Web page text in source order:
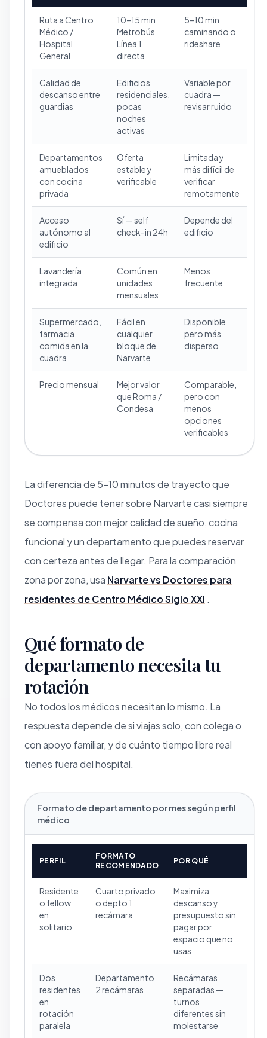
Ruta a Centro
Médico /
Hospital
General
10–15 min
Metrobús
Línea 1
directa
5–10 min
caminando o
rideshare
Calidad de
descanso entre
guardias
Edificios
residenciales,
pocas
noches
activas
Variable por
cuadra —
revisar ruido
Departamentos
amueblados
con cocina
privada
Oferta
estable y
verificable
Limitada y
más difícil de
verificar
remotamente
Acceso
autónomo al
edificio
Sí — self
check-in 24h
Depende del
edificio
Lavandería
integrada
Común en
unidades
mensuales
Menos
frecuente
Supermercado,
farmacia,
comida en la
cuadra
Fácil en
cualquier
bloque de
Narvarte
Disponible
pero más
disperso
Precio mensual
Mejor valor
que Roma /
Condesa
Comparable,
pero con
menos
opciones
verificables
La diferencia de 5–10 minutos de trayecto que
Doctores puede tener sobre Narvarte casi siempre
se compensa con mejor calidad de sueño, cocina
funcional y un departamento que puedes reservar
con certeza antes de llegar. Para la comparación
zona por zona, usa Narvarte vs Doctores para
residentes de Centro Médico Siglo XXI .
Qué formato de
departamento necesita tu
rotación
No todos los médicos necesitan lo mismo. La
respuesta depende de si viajas solo, con colega o
con apoyo familiar, y de cuánto tiempo libre real
tienes fuera del hospital.
Formato de departamento por mes según perfil
médico
PERFIL
FORMATO
RECOMENDADO
POR QUÉ
Residente
o fellow
en
solitario
Cuarto privado
o depto 1
recámara
Maximiza
descanso y
presupuesto sin
pagar por
espacio que no
usas
Dos
residentes
en
rotación
paralela
Departamento
2 recámaras
Recámaras
separadas —
turnos
diferentes sin
molestarse